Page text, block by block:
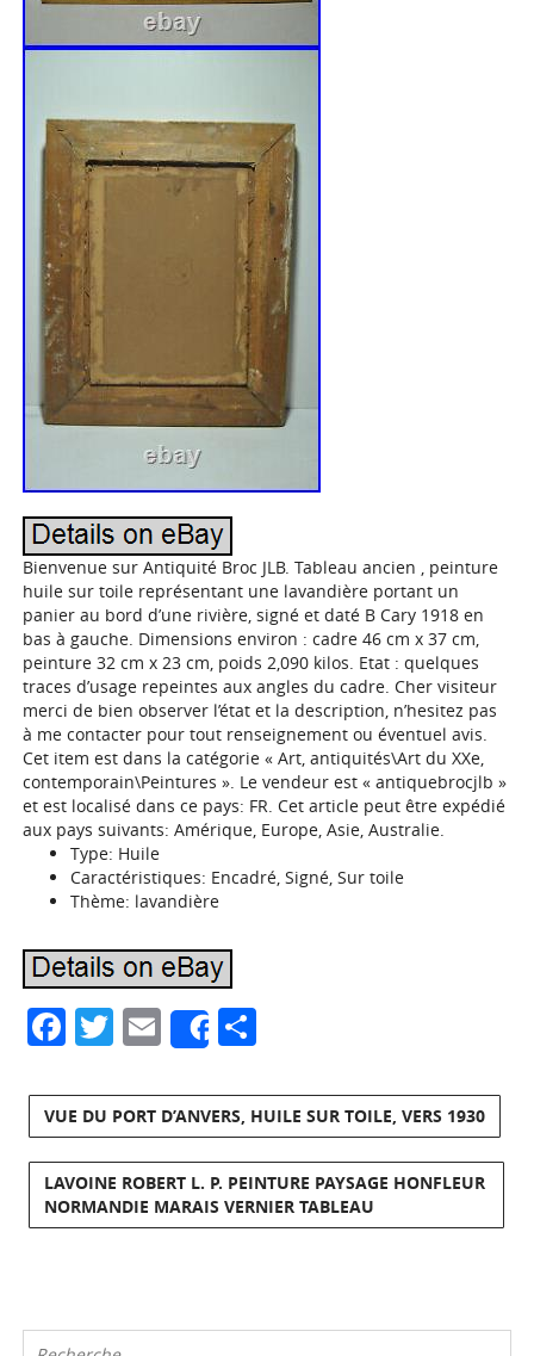
Bienvenue sur Antiquité Broc JLB. Tableau ancien , peinture
huile sur toile représentant une lavandière portant un
panier au bord d’une rivière, signé et daté B Cary 1918 en
bas à gauche. Dimensions environ : cadre 46 cm x 37 cm,
peinture 32 cm x 23 cm, poids 2,090 kilos. Etat : quelques
traces d’usage repeintes aux angles du cadre. Cher visiteur
merci de bien observer l’état et la description, n’hesitez pas
à me contacter pour tout renseignement ou éventuel avis.
Cet item est dans la catégorie « Art, antiquités\Art du XXe,
contemporain\Peintures ». Le vendeur est « antiquebrocjlb »
et est localisé dans ce pays: FR. Cet article peut être expédié
aux pays suivants: Amérique, Europe, Asie, Australie.
Type: Huile
Caractéristiques: Encadré, Signé, Sur toile
Thème: lavandière
Facebook
Twitter
Email
Share
VUE DU PORT D’ANVERS, HUILE SUR TOILE, VERS 1930
LAVOINE ROBERT L. P. PEINTURE PAYSAGE HONFLEUR
NORMANDIE MARAIS VERNIER TABLEAU